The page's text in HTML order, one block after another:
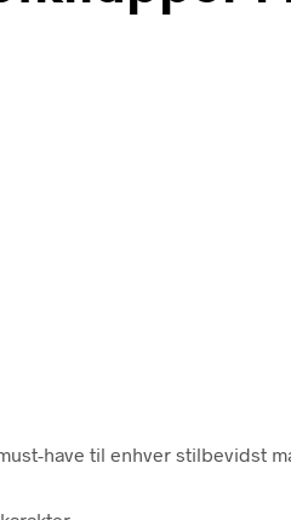
have til enhver stilbevidst